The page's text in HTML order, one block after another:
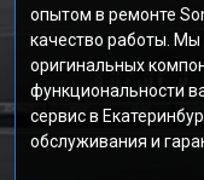
опытом в ремонте
качество работы. Мы
оригинальных
функциональности
сервис в
обслуживания и